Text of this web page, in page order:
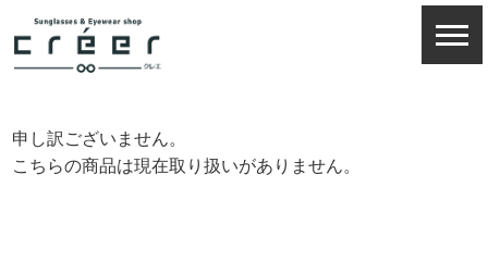
申し訳ございません。
こちらの商品は現在取り扱いがありません。